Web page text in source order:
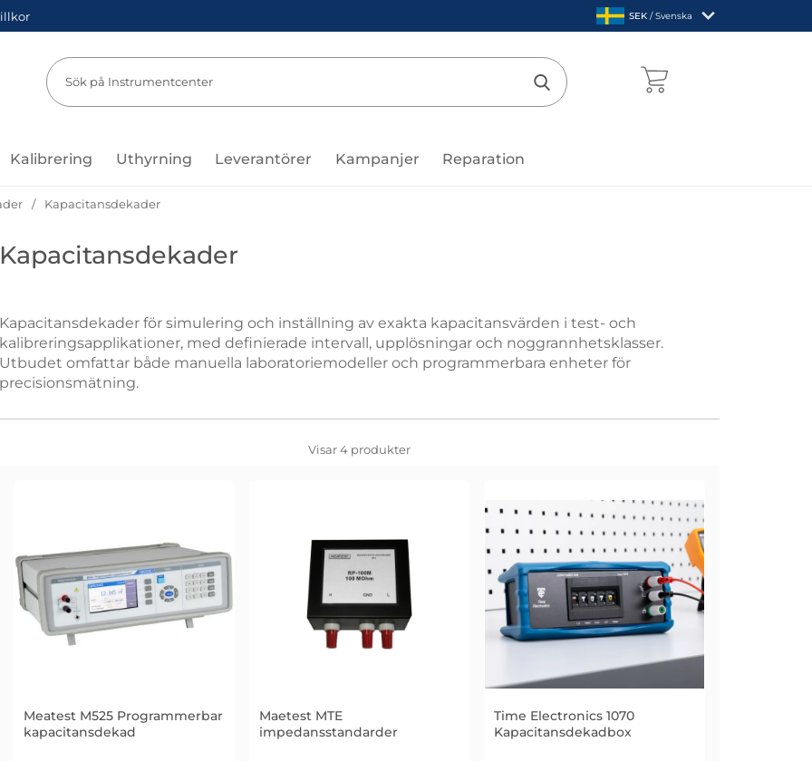
Sverige
,SEK / Svenska
Sök
Genomför sökning
Kalibrering Uthyrning Leverantörer Kampanjer Reparation
Kapacitansdekader
Kapacitansdekader
Kapacitansdekader för simulering och inställning av exakta kapacitansvärden i test- och
kalibreringsapplikationer, med definierade intervall, upplösningar och noggrannhetsklasser.
Utbudet omfattar både manuella laboratoriemodeller och programmerbara enheter för
precisionsmätning.
Visar 4 produkter
Meatest M525 Programmerbar
kapacitansdekad
Maetest MTE
impedansstandarder
Time Electronics 1070
Kapacitansdekadbox